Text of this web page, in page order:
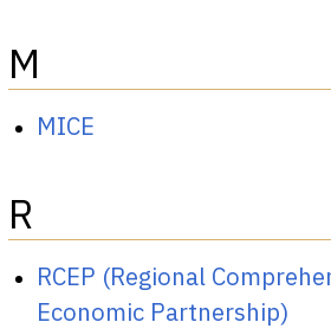
M
MICE
R
RCEP (Regional
Economic Partnership)